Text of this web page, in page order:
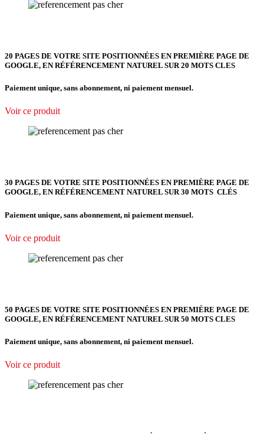
20 PAGES DE VOTRE SITE POSITIONNÉES EN PREMIÈRE PAGE DE
GOOGLE, EN RÉFÉRENCEMENT NATUREL SUR 20 MOTS CLES
Paiement unique, sans abonnement, ni paiement mensuel.
Voir ce produit
30 PAGES DE VOTRE SITE POSITIONNÉES EN PREMIÈRE PAGE DE
GOOGLE, EN RÉFÉRENCEMENT NATUREL SUR 30 MOTS CLÉS
Paiement unique, sans abonnement, ni paiement mensuel.
Voir ce produit
50 PAGES DE VOTRE SITE POSITIONNÉES EN PREMIÈRE PAGE DE
GOOGLE, EN RÉFÉRENCEMENT NATUREL SUR 50 MOTS CLES
Paiement unique, sans abonnement, ni paiement mensuel.
Voir ce produit